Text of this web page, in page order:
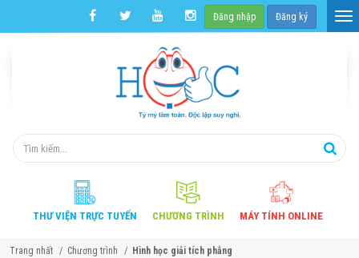
Đăng nhập Đăng ký
THƯ VIỆN TRỰC TUYẾN CHƯƠNG TRÌNH MÁY TÍNH ONLINE
Trang nhất Chương trình Hình học giải tích phẳng